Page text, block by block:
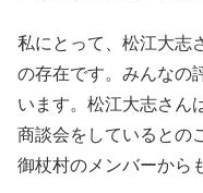
私にとって、松江大志
の存在です。みんなの
います。松江大志さん
商談会をしているとの
御杖村のメンバーから